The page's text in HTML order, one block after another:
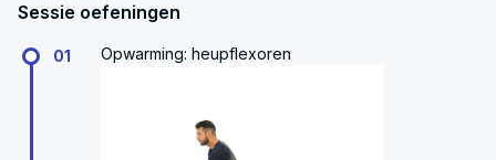
Sessie oefeningen
01 Opwarming: heupflexoren